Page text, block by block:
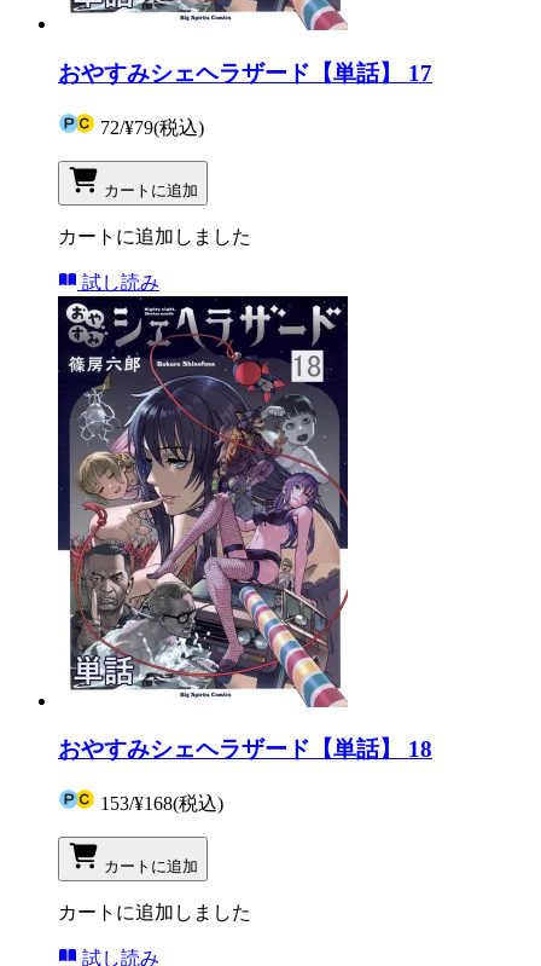
おやすみシェヘラザード【単話】 17
72/¥79(税込)
カートに追加
カートに追加しました
試し読み
おやすみシェヘラザード【単話】 18
153/¥168(税込)
カートに追加
カートに追加しました
試し読み